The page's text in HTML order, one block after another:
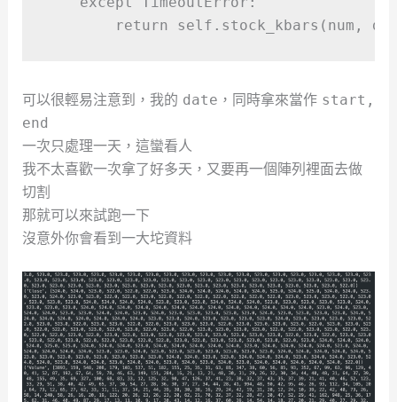
return self . stock_kbars ( num ,
可以很輕易注意到，我的 date ，同時拿來當作 start,
end
一次只處理一天，這蠻看人
我不太喜歡一次拿了好多天，又要再一個陣列裡面去做
切割
那就可以來試跑一下
沒意外你會看到一大坨資料